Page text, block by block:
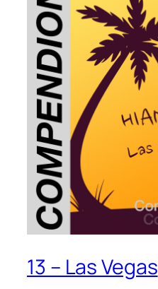
13 – Las Vegas